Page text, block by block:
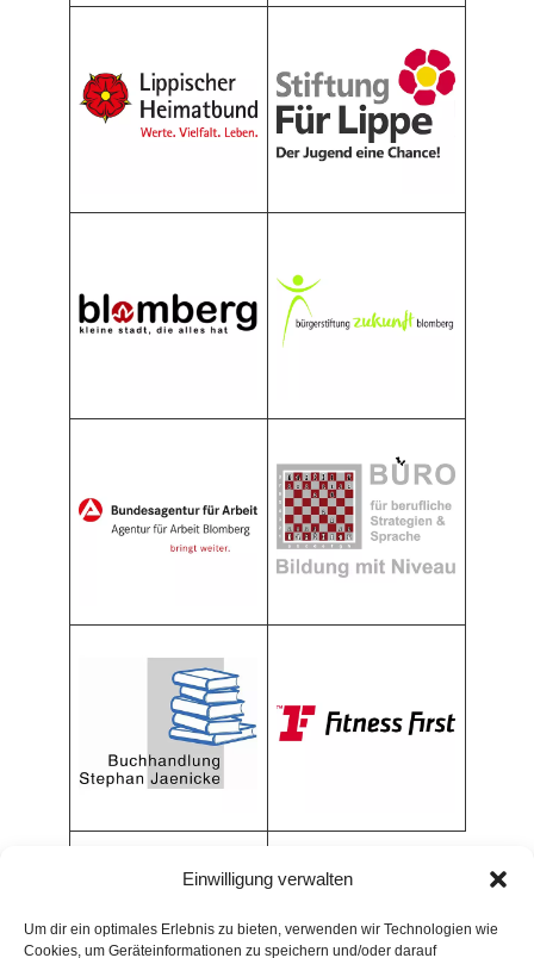
Einwilligung verwalten
Um dir ein optimales Erlebnis zu bieten, verwenden wir Technologien wie
Cookies, um Geräteinformationen zu speichern und/oder darauf